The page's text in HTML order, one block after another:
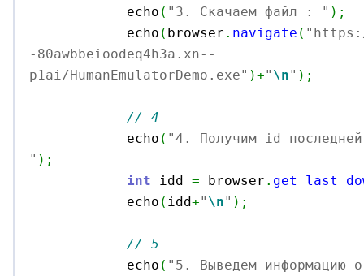
            echo
( "3. Скачаем файл : " ) ;
            echo
( browser . navigate (
-80awbbeioodeq4h3a.xn--
p1ai/HumanEmulatorDemo.exe" )+" \n" ) ;
// 4
            echo
( "4. Получим id
" ) ;
int idd = browser .
            echo
( idd+" \n" ) ;
// 5
            echo
( "5. Выведем информацию